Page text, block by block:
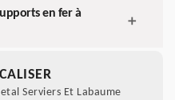
en fer à
Serviers Et Labaume